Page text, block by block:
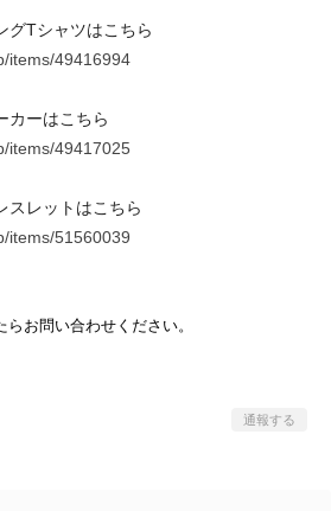
グTシャツはこちら
items/49416994
カーはこちら
items/49417025
スレットはこちら
items/51560039
お問い合わせください。
通報する